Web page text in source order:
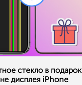
стекло в подарок
дисплея iPhone